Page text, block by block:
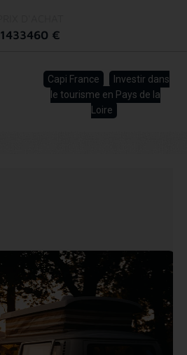
1433460 €
Capi France
Investir dans
le tourisme en Pays de la
Loire